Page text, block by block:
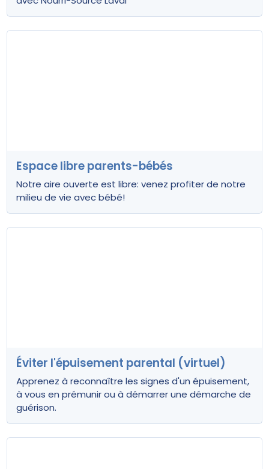
Espace libre parents-bébés
Notre aire ouverte est libre: venez profiter de notre
milieu de vie avec bébé!
Éviter l'épuisement parental (virtuel)
Apprenez à reconnaître les signes d'un épuisement,
à vous en prémunir ou à démarrer une démarche de
guérison.